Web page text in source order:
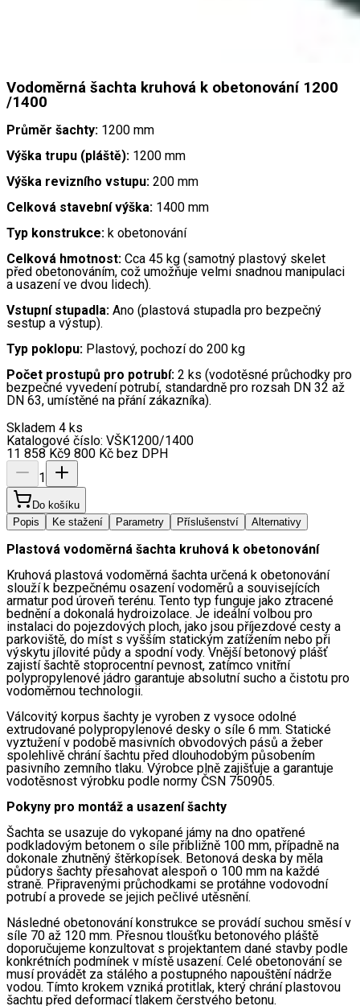
Vodoměrná šachta kruhová k obetonování 1200
/1400
Průměr šachty: 1200 mm
Výška trupu (pláště): 1200 mm
Výška revizního vstupu: 200 mm
Celková stavební výška: 1400 mm
Typ konstrukce: k obetonování
Celková hmotnost: Cca 45 kg (samotný plastový skelet
před obetonováním, což umožňuje velmi snadnou manipulaci
a usazení ve dvou lidech).
Vstupní stupadla: Ano (plastová stupadla pro bezpečný
sestup a výstup).
Typ poklopu: Plastový, pochozí do 200 kg
Počet prostupů pro potrubí: 2 ks (vodotěsné průchodky pro
bezpečné vyvedení potrubí, standardně pro rozsah DN 32 až
DN 63, umístěné na přání zákazníka).
Skladem 4 ks
Katalogové číslo: VŠK1200/1400
11 858 Kč9 800 Kč bez DPH
1
Do košíku
Popis
Ke stažení Parametry Příslušenství Alternativy
Plastová vodoměrná šachta kruhová k obetonování
Kruhová plastová vodoměrná šachta určená k obetonování
slouží k bezpečnému osazení vodoměrů a souvisejících
armatur pod úroveň terénu. Tento typ funguje jako ztracené
bednění a dokonalá hydroizolace. Je ideální volbou pro
instalaci do pojezdových ploch, jako jsou příjezdové cesty a
parkoviště, do míst s vyšším statickým zatížením nebo při
výskytu jílovité půdy a spodní vody. Vnější betonový plášť
zajistí šachtě stoprocentní pevnost, zatímco vnitřní
polypropylenové jádro garantuje absolutní sucho a čistotu pro
vodoměrnou technologii.
Válcovitý korpus šachty je vyroben z vysoce odolné
extrudované polypropylenové desky o síle 6 mm. Statické
vyztužení v podobě masivních obvodových pásů a žeber
spolehlivě chrání šachtu před dlouhodobým působením
pasivního zemního tlaku. Výrobce plně zajišťuje a garantuje
vodotěsnost výrobku podle normy ČSN 750905.
Pokyny pro montáž a usazení šachty
Šachta se usazuje do vykopané jámy na dno opatřené
podkladovým betonem o síle přibližně 100 mm, případně na
dokonale zhutněný štěrkopísek. Betonová deska by měla
půdorys šachty přesahovat alespoň o 100 mm na každé
straně. Připravenými průchodkami se protáhne vodovodní
potrubí a provede se jejich pečlivé utěsnění.
Následné obetonování konstrukce se provádí suchou směsí v
síle 70 až 120 mm. Přesnou tloušťku betonového pláště
doporučujeme konzultovat s projektantem dané stavby podle
konkrétních podmínek v místě usazení. Celé obetonování se
musí provádět za stálého a postupného napouštění nádrže
vodou. Tímto krokem vzniká protitlak, který chrání plastovou
šachtu před deformací tlakem čerstvého betonu.